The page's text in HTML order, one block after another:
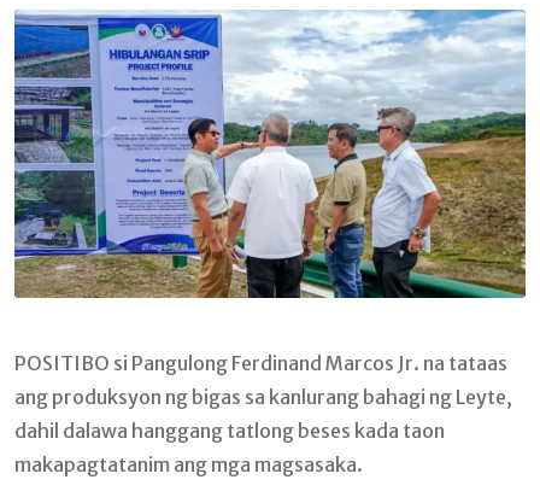
Email
POSITIBO si Pangulong Ferdinand Marcos Jr. na tataas
ang produksyon ng bigas sa kanlurang bahagi ng Leyte,
dahil dalawa hanggang tatlong beses kada taon
makapagtatanim ang mga magsasaka.